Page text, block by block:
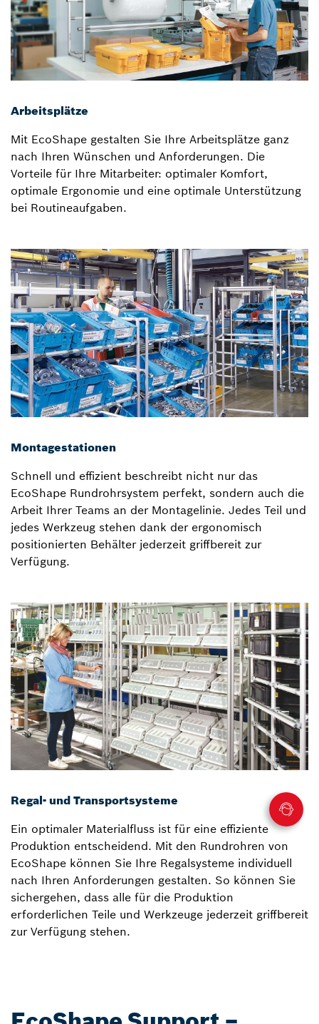
Arbeitsplätze
Mit EcoShape gestalten Sie Ihre Arbeitsplätze ganz
nach Ihren Wünschen und Anforderungen. Die
Vorteile für Ihre Mitarbeiter: optimaler Komfort,
optimale Ergonomie und eine optimale Unterstützung
bei Routineaufgaben.
Montagestationen
Schnell und effizient beschreibt nicht nur das
EcoShape Rundrohrsystem perfekt, sondern auch die
Arbeit Ihrer Teams an der Montagelinie. Jedes Teil und
jedes Werkzeug stehen dank der ergonomisch
positionierten Behälter jederzeit griffbereit zur
Verfügung.
Regal- und Transportsysteme
Ein optimaler Materialfluss ist für eine effiziente
Produktion entscheidend. Mit den Rundrohren von
EcoShape können Sie Ihre Regalsysteme individuell
nach Ihren Anforderungen gestalten. So können Sie
sichergehen, dass alle für die Produktion
erforderlichen Teile und Werkzeuge jederzeit griffbereit
zur Verfügung stehen.